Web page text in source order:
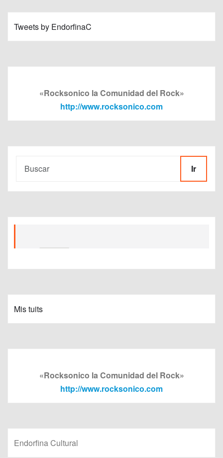
Tweets by EndorfinaC
«Rocksonico la Comunidad del Rock»
http://www.rocksonico.com
Ir
Mis tuits
«Rocksonico la Comunidad del Rock»
http://www.rocksonico.com
Endorfina Cultural